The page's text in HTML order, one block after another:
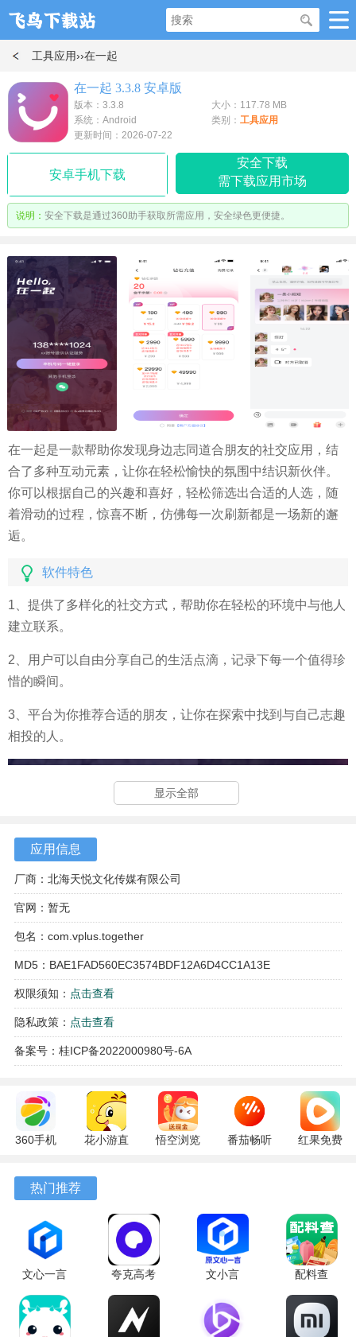
工具应用››在一起
在一起 3.3.8 安卓版
版本：3.3.8
大小：117.78 MB
系统：Android
类别： 工具应用
更新时间：2026-07-22
安卓手机下载
安全下载
需下载应用市场
说明： 安全下载是通过360助手获取所需应用，安全绿色更便捷。
在一起是一款帮助你发现身边志同道合朋友的社交应用，结
合了多种互动元素，让你在轻松愉快的氛围中结识新伙伴。
你可以根据自己的兴趣和喜好，轻松筛选出合适的人选，随
着滑动的过程，惊喜不断，仿佛每一次刷新都是一场新的邂
逅。
软件特色
1、提供了多样化的社交方式，帮助你在轻松的环境中与他人
建立联系。
2、用户可以自由分享自己的生活点滴，记录下每一个值得珍
惜的瞬间。
3、平台为你推荐合适的朋友，让你在探索中找到与自己志趣
相投的人。
显示全部
应用信息
厂商：北海天悦文化传媒有限公司
官网：暂无
包名：com.vplus.together
MD5：BAE1FAD560EC3574BDF12A6D4CC1A13E
权限须知： 点击查看
隐私政策： 点击查看
备案号：桂ICP备2022000980号-6A
360手机
10.13.27
最新版
花小游直
17.9.56
悟空浏览
番茄畅听
红果免费
热门推荐
文心一言
4.0
5.16.0.10
最新版
夸克高考
10.14.0.1115
最新版
文小言
安卓版
配料查
3.0.1 官方
版